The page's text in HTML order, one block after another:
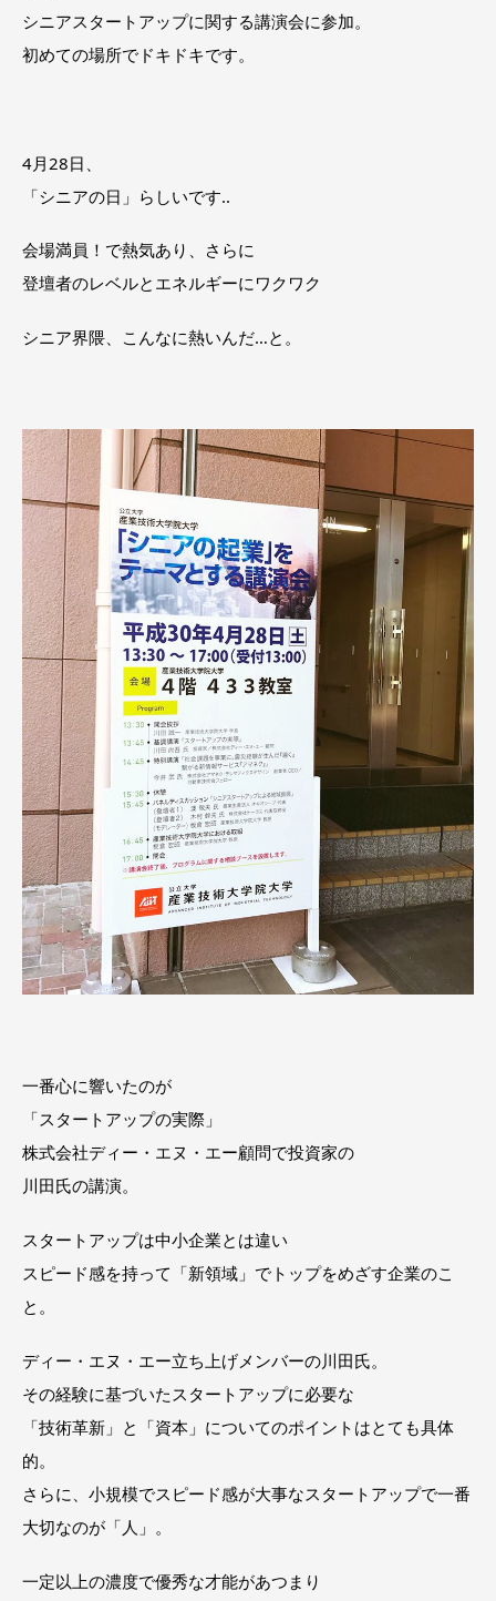
シニアスタートアップに関する講演会に参加。
初めての場所でドキドキです。
4月28日、
「シニアの日」らしいです‥
会場満員！で熱気あり、さらに
登壇者のレベルとエネルギーにワクワク
シニア界隈、こんなに熱いんだ…と。
一番心に響いたのが
「スタートアップの実際」
株式会社ディー・エヌ・エー顧問で投資家の
川田氏の講演。
スタートアップは中小企業とは違い
スピード感を持って「新領域」でトップをめざす企業のこ
と。
ディー・エヌ・エー立ち上げメンバーの川田氏。
その経験に基づいたスタートアップに必要な
「技術革新」と「資本」についてのポイントはとても具体
的。
さらに、小規模でスピード感が大事なスタートアップで一番
大切なのが「人」。
一定以上の濃度で優秀な才能があつまり